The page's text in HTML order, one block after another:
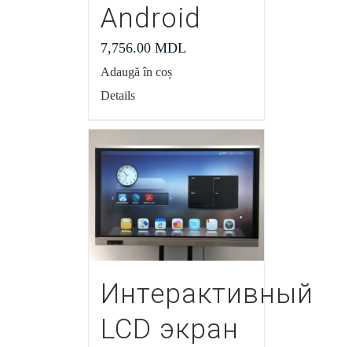
Android
7,756.00 MDL
Adaugă în coș
Details
Интерактивный
LCD экран